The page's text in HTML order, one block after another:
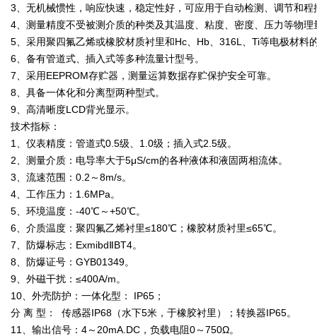
3、无机械惯性，响应快速，稳定性好，可应用于自动检测、调节和程
4、测量精度不受被测介质的种类及其温度、粘度、密度、压力等物理
5、采用聚四氟乙烯或橡胶材质衬里和Hc、Hb、316L、Ti等电极材料
6、备有管道式、插入式等多种流量计型号。
7、采用EEPROM存贮器，测量运算数据存贮保护安全可靠。
8、具备一体化和分离型两种型式。
9、高清晰度LCD背光显示。
技术指标：
1、仪表精度：管道式0.5级、1.0级；插入式2.5级。
2、测量介质：电导率大于5μS/cm的各种液体和液固两相流体。
3、流速范围：0.2～8m/s。
4、工作压力：1.6MPa。
5、环境温度：-40℃～+50℃。
6、介质温度：聚四氟乙烯衬里≤180℃；橡胶材质衬里≤65℃。
7、防爆标志：ExmibdⅡBT4。
8、防爆证号：GYB01349。
9、外磁干扰：≤400A/m。
10、外壳防护：一体化型： IP65；
分 离 型： 传感器IP68（水下5米，于橡胶衬里）；转换器IP65。
11、输出信号：4～20mA.DC，负载电阻0～750Ω。